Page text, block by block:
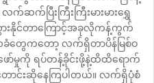
က်ဆက်ပြီးကြီးကြီးမားမားရွှေ
ားနိုင်တာကြောင့်အခုလိုကန့်ကွက်
တွေကတော့ လက်ရှိတာပိန်မြစ်ဝ
ာ်မှုကို ရပ်တန့်ခိုင်းဖို့နဲ့ထိထိရောက်
ောင်းဆိုနေကြပါတယ်။ လက်ရှိပုံစံ